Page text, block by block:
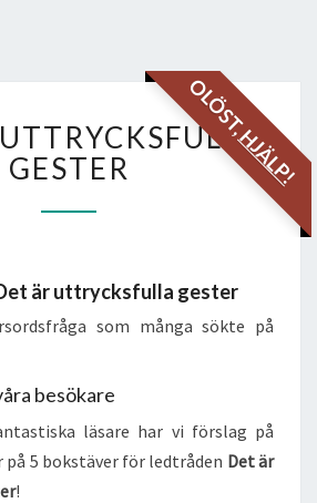
OLÖST,
HJÄLP!
ÄR
UTTRYCKSFULLA
GESTER
GESTER
är uttrycksfulla gester
som många sökte på
besökare
läsare har vi förslag på
5 bokstäver för ledtråden Det är
!